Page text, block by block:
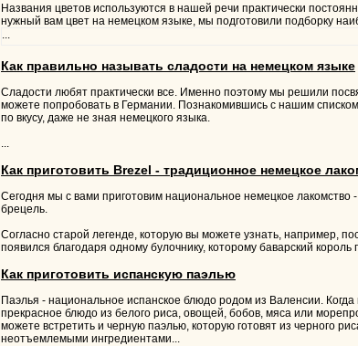
Названия цветов используются в нашей речи практически
нужный вам цвет на немецком языке, мы подготовили подборку
...
Как правильно называть сладости на немецком языке
Сладости любят практически все. Именно поэтому мы решили
можете попробовать в Германии. Познакомившись с нашим
по вкусу, даже не зная немецкого языка.
...
Как приготовить Brezel - традиционное немецкое
Сегодня мы с вами приготовим национальное немецкое
брецель.
Согласно старой легенде, которую вы можете узнать, например,
появился благодаря одному булочнику, которому баварский
Как приготовить испанскую паэлью
Паэлья - национальное испанское блюдо родом из Валенсии.
прекрасное блюдо из белого риса, овощей, бобов, мяса или
можете встретить и черную паэлью, которую готовят из черного
неотъемлемыми ингредиентами...